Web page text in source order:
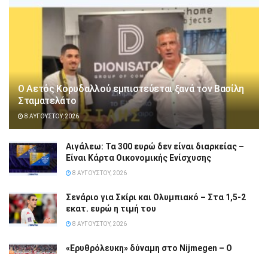
Ο Αετός Κορυδαλλού εμπιστεύεται ξανά τον Βασίλη
Σταματελάτο
8 ΑΥΓΟΎΣΤΟΥ, 2026
Αιγάλεω: Τα 300 ευρώ δεν είναι διαρκείας –
Είναι Κάρτα Οικονομικής Ενίσχυσης
8 ΑΥΓΟΎΣΤΟΥ, 2026
Σενάριο για Σκίρι και Ολυμπιακό – Στα 1,5-2
εκατ. ευρώ η τιμή του
8 ΑΥΓΟΎΣΤΟΥ, 2026
«Ερυθρόλευκη» δύναμη στο Nijmegen – Ο